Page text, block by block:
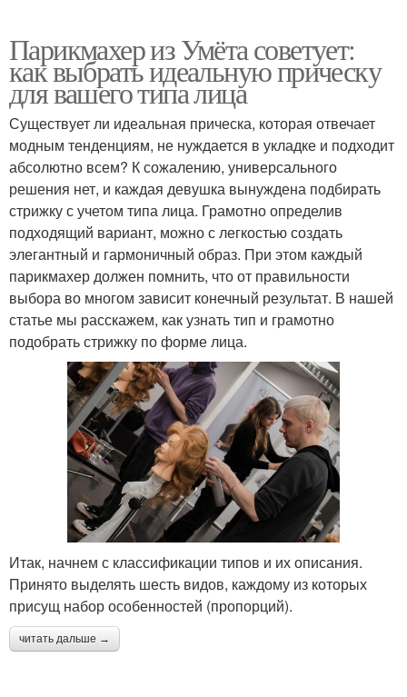
Парикмахер из Умёта советует:
как выбрать идеальную прическу
для вашего типа лица
Существует ли идеальная прическа, которая отвечает
модным тенденциям, не нуждается в укладке и подходит
абсолютно всем? К сожалению, универсального
решения нет, и каждая девушка вынуждена подбирать
стрижку с учетом типа лица. Грамотно определив
подходящий вариант, можно с легкостью создать
элегантный и гармоничный образ. При этом каждый
парикмахер должен помнить, что от правильности
выбора во многом зависит конечный результат. В нашей
статье мы расскажем, как узнать тип и грамотно
подобрать стрижку по форме лица.
Итак, начнем с классификации типов и их описания.
Принято выделять шесть видов, каждому из которых
присущ набор особенностей (пропорций).
читать дальше →